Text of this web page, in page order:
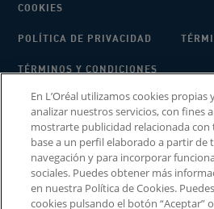
COOKIES
POLÍTICA DE PRIVACIDAD
TÉRMINOS Y CONDICIONES
RESENAS DE
CONSUMIDORES
INFORMACIÓN SOBRE EL
COSMETIQUE ACTIVE
En L’Oréal utilizamos cookies propias
analizar nuestros servicios, con fines
mostrarte publicidad relacionada con
base a un perfil elaborado a partir de
navegación y para incorporar
sociales. Puedes obtener más
en nuestra Política de Cookies.
cookies pulsando el botón “Aceptar”